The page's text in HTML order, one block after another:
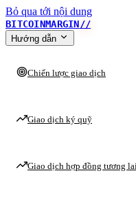
Bỏ qua tới nội dung
BITCOINMARGIN//
Hướng dẫn
Chiến lược giao dịch
Giao dịch ký quỹ
Giao dịch hợp đồng tương